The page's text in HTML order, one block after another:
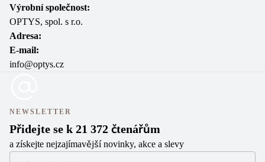
Výrobní společnost:
OPTYS, spol. s r.o.
Adresa:
E-mail:
info@optys.cz
NEWSLETTER
Přidejte se k 21 372 čtenářům
a získejte nejzajímavější novinky, akce a slevy